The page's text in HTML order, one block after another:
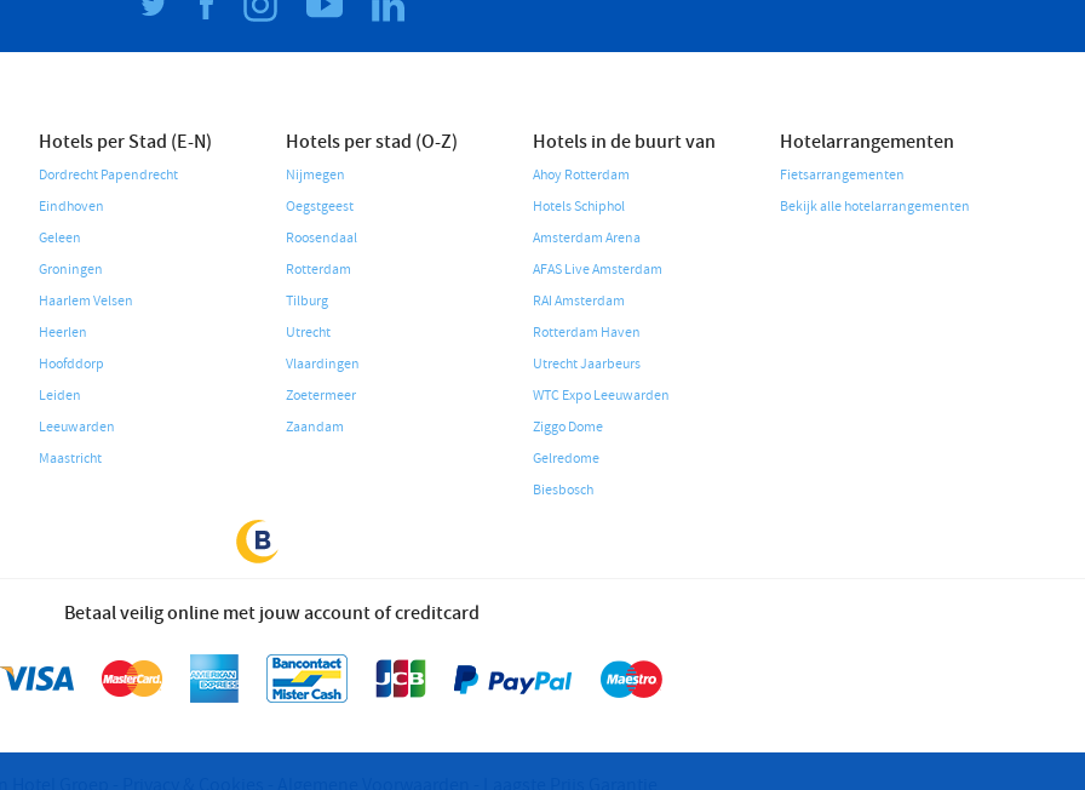
Hotels per Stad (E-N)
Dordrecht Papendrecht
Eindhoven
Geleen
Groningen
Haarlem Velsen
Heerlen
Hoofddorp
Leiden
Leeuwarden
Maastricht
Hotels per stad (O-Z)
Nijmegen
Oegstgeest
Roosendaal
Rotterdam
Tilburg
Utrecht
Vlaardingen
Zoetermeer
Zaandam
Hotels in de buurt van
Ahoy Rotterdam
Hotels Schiphol
Amsterdam Arena
AFAS Live Amsterdam
RAI Amsterdam
Rotterdam Haven
Utrecht Jaarbeurs
WTC Expo Leeuwarden
Ziggo Dome
Gelredome
Biesbosch
Hotelarrangementen
Fietsarrangementen
Bekijk alle hotelarrangementen
Betaal veilig online met jouw account of creditcard